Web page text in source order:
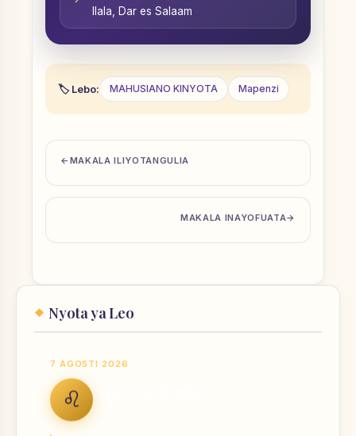
Ilala, Dar es Salaam
Lebo: MAHUSIANO KINYOTA Mapenzi
MAKALA ILIYOTANGULIA
MAKALA INAYOFUATA
Nyota ya Leo
7 AGOSTI 2026
♌